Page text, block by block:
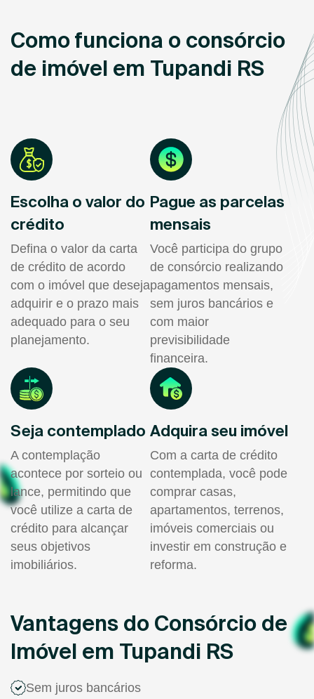
Como funciona o consórcio
de imóvel em Tupandi RS
Escolha o valor do
crédito
Defina o valor da carta
de crédito de acordo
com o imóvel que deseja
adquirir e o prazo mais
adequado para o seu
planejamento.
Pague as parcelas
mensais
Você participa do grupo
de consórcio realizando
pagamentos mensais,
sem juros bancários e
com maior
previsibilidade
financeira.
Seja contemplado
A contemplação
acontece por sorteio ou
lance, permitindo que
você utilize a carta de
crédito para alcançar
seus objetivos
imobiliários.
Adquira seu imóvel
Com a carta de crédito
contemplada, você pode
comprar casas,
apartamentos, terrenos,
imóveis comerciais ou
investir em construção e
reforma.
Vantagens do Consórcio de
Imóvel em Tupandi RS
Sem juros bancários